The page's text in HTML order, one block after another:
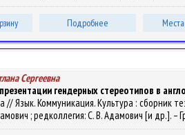
Подробнее
Сергеевна
гендерных стереотипов в
// Язык. Коммуникация. Культура : сборник
; редколлегия: С. В. Адамович [и др.]. –